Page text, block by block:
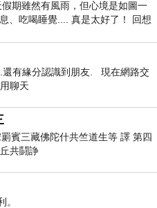
期雖然有風雨，但心境是如圖一
、吃喝睡覺.... 真是太好了！ 回想
就很難有這
還有緣分認識到朋友. 現在網路交
聊天
賓三藏佛陀什共竺道生等 譯 第四
共鬪諍